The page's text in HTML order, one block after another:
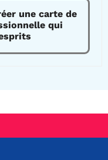
une carte de
qui